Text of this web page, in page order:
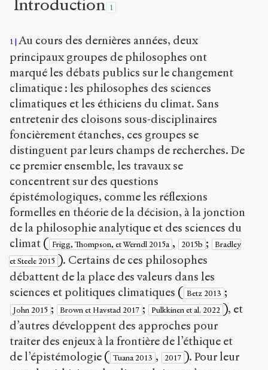
Bibtex
Creative
Commons
Attribution-
ShareAlike
4.0
International
(CC BY-SA
Accéder
à la
version
PDF
Introduction 1
1 Au cours des dernières années, deux
principaux groupes de philosophes ont
marqué les débats publics sur le changement
climatique : les philosophes des sciences
climatiques et les éthiciens du climat. Sans
entretenir des cloisons sous-disciplinaires
foncièrement étanches, ces groupes se
distinguent par leurs champs de recherches. De
ce premier ensemble, les travaux se
concentrent sur des questions
épistémologiques, comme les réflexions
formelles en théorie de la décision, à la jonction
de la philosophie analytique et des sciences du
climat ( Frigg, Thompson, et Werndl 2015a , 2015b ;
Bradley
et Steele 2015 ). Certains de ces philosophes
débattent de la place des valeurs dans les
sciences et politiques climatiques ( Betz 2013 ;
John 2015 ; Brown et Havstad 2017 ; Pulkkinen et al. 2022 ), et
d’autres développent des approches pour
traiter des enjeux à la frontière de l’éthique et
de l’épistémologie ( Tuana 2013 , 2017 ). Pour leur